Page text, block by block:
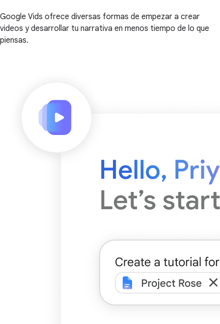
Google Vids ofrece diversas formas de empezar a crear
videos y desarrollar tu narrativa en menos tiempo de lo que
piensas.